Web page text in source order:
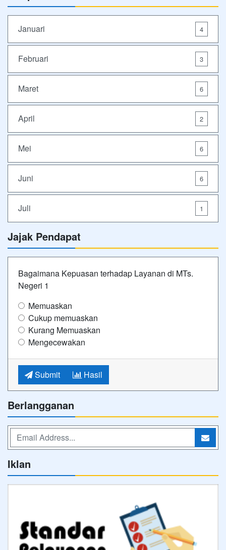
Januari 4
Februari 3
Maret 6
April 2
Mei 6
Juni 6
Juli 1
Jajak Pendapat
Bagaimana Kepuasan terhadap Layanan di MTs.
Negeri 1
Memuaskan
Cukup memuaskan
Kurang Memuaskan
Mengecewakan
Submit Hasil
Berlangganan
Iklan